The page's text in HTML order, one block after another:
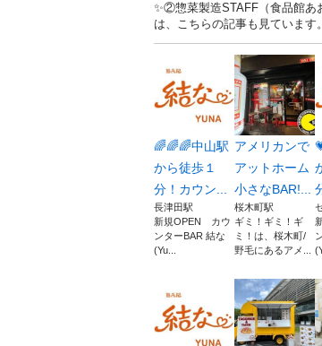
✨②惣菜製造STAFF（食品館あ
は、こちらの記事も見ています。
🌈🌈🌈中山駅
から徒歩１
分！カウン...
長津田駅
新規OPEN カウ
ンターBAR 結な
(Yu...
アメリカンで
アットホーム
小さなBAR!...
桜木町駅
ギミ！ギミ！ギ
ミ！は、桜木町/
野毛にあるアメ...